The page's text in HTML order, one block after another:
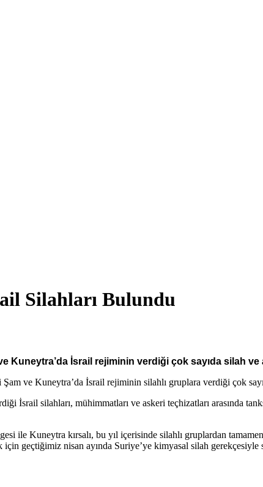
Silahları Bulundu
Kuneytra’da İsrail rejiminin verdiği çok sayıda silah
ve Kuneytra’da İsrail rejiminin silahlı gruplara verdiği çok
İsrail silahları, mühimmatları ve askeri teçhizatları arasında
ile Kuneytra kırsalı, bu yıl içerisinde silahlı gruplardan
geçtiğimiz nisan ayında Suriye’ye kimyasal silah gerekçesiyle